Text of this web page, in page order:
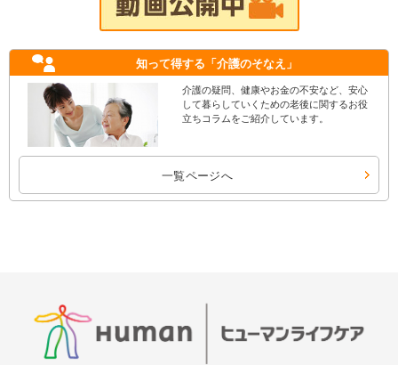
知って得する 「介護のそなえ」
介護の疑問、健康やお金の不安など、安心
して暮らしていくための老後に関するお役
立ちコラムをご紹介しています。
一覧ページへ